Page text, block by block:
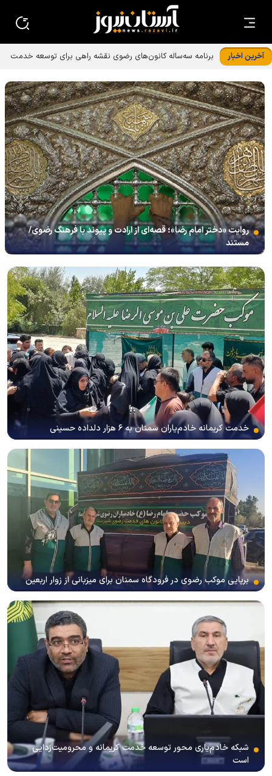
آخرین اخبار
روایت «دختر امام رضا»؛ قصه‌ای از ارادت و پیوند با فرهنگ رضوی/
مستند
خدمت کریمانه خادم‌یاران سمنان به ۶ هزار دلداده حسینی
برپایی موکب رضوی در فرودگاه سمنان برای میزبانی از زوار اربعین
شبکه خادم‌یاری محور توسعه خدمت کریمانه و محرومیت‌زدایی
است